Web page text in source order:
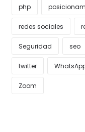
php
redes sociales
Seguridad seo
twitter
Zoom